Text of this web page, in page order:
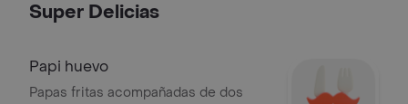
Super Delicias
Papi huevo
Papas fritas acompañadas de dos